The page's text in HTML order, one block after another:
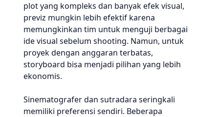
plot yang kompleks dan banyak efek visual,
previz mungkin lebih efektif karena
memungkinkan tim untuk menguji berbagai
ide visual sebelum shooting. Namun, untuk
proyek dengan anggaran terbatas,
storyboard bisa menjadi pilihan yang lebih
ekonomis.
Sinematografer dan sutradara seringkali
memiliki preferensi sendiri. Beberapa